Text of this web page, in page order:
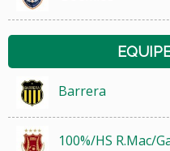
Barrera
100%/HS R.Mac/